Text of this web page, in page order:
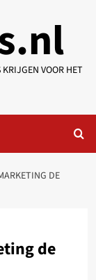
VOOR HET
DE
de